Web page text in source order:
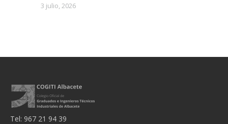
3 julio, 2026
Tel: 967 21 94 39